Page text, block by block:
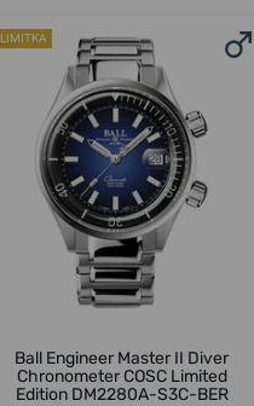
LIMITKA
Ball Engineer Master II Diver
Chronometer COSC Limited
Edition DM2280A-S3C-BER